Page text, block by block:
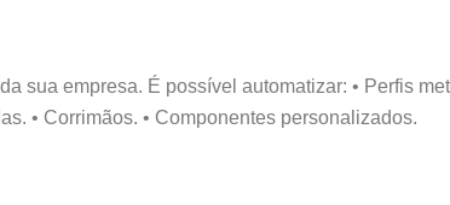
empresa. É possível automatizar: • Perfis
• Corrimãos. • Componentes personalizados.